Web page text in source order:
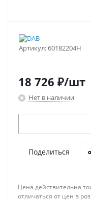
Артикул:60182204H
18 726 ₽/шт
Нет в наличии
Поделиться
Цена действительна
отличаться от цен в